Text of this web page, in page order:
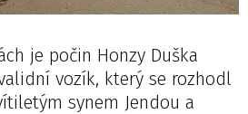
je počin Honzy Duška
vozík, který se rozhodl
synem Jendou a